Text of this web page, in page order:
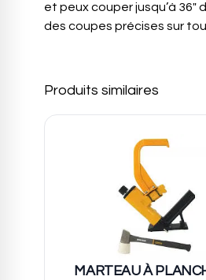
et peux couper jusqu’à
des coupes précises sur
Produits similaires
MARTEAU À